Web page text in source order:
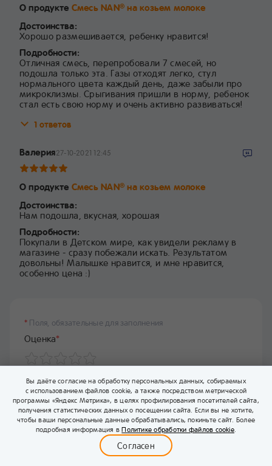
Бейбимания Каталог
0
О продукте Смесь NAN® на козьем молоке
Достоинства:
Хорошо размешивается, ребенку нравится!
Подробности:
Отличная смесь, перепробовали 7 смесей, но
подошла только эта. Газы отходят легко, стул
нормального цвета каждый день, даже забыли про
микроклизмы. Срыгивания пришли в норму, ребенок
стал есть свою норму и очень активно развиваться!
1 ответов
Валерия27-10-2021 12:45
О продукте Смесь NAN® на козьем молоке
Достоинства:
Нам подошла, вкусная, хорошая
Подробности:
Покупали в Детском мире, как увидели рекламу в
магазине - сразу побежали искать. Результатом
довольны! Малышке нравится, и мне нравится,
особенно цена :)
* Поля, обязательные для заполнения
Оценка*
Достоинства
Вы даёте согласие на обработку персональных данных, собираемых
с использованием файлов cookie, а также посредством метрической
программы «Яндекс Метрика», в целях профилирования посетителей сайта,
получения статистических данных о посещении сайта. Если вы не хотите,
чтобы ваши персональные данные обрабатывались, покиньте сайт. Более
подробная информация вПолитике обработки файлов cookie.
Согласен